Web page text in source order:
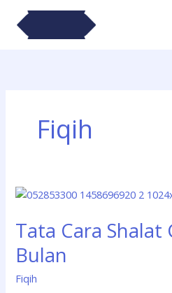
Lewati
konten
Fiqih
Tata Cara Shalat
Bulan
Fiqih
Tata
Shalat
Gerhana
Bulan